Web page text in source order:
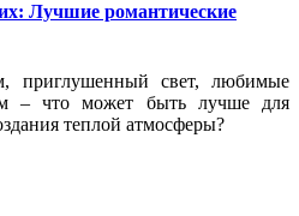
Лучшие романтические
приглушенный свет, любимые
– что может быть лучше для
теплой атмосферы?